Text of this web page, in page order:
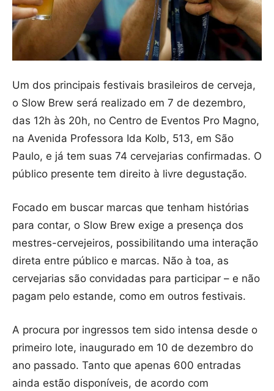
Um dos principais festivais brasileiros de cerveja,
o Slow Brew será realizado em 7 de dezembro,
das 12h às 20h, no Centro de Eventos Pro Magno,
na Avenida Professora Ida Kolb, 513, em São
Paulo, e já tem suas 74 cervejarias confirmadas. O
público presente tem direito à livre degustação.
Focado em buscar marcas que tenham histórias
para contar, o Slow Brew exige a presença dos
mestres-cervejeiros, possibilitando uma interação
direta entre público e marcas. Não à toa, as
cervejarias são convidadas para participar – e não
pagam pelo estande, como em outros festivais.
A procura por ingressos tem sido intensa desde o
primeiro lote, inaugurado em 10 de dezembro do
ano passado. Tanto que apenas 600 entradas
ainda estão disponíveis, de acordo com